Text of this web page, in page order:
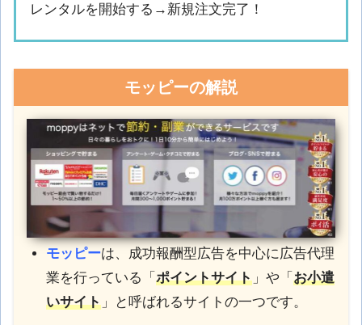
レンタルを開始する→新規注文完了！
モッピーの解説
モッピーは、成功報酬型広告を中心に広告代理
業を行っている「 ポイントサイト」や「 お小遣
いサイト」と呼ばれるサイトの一つです。